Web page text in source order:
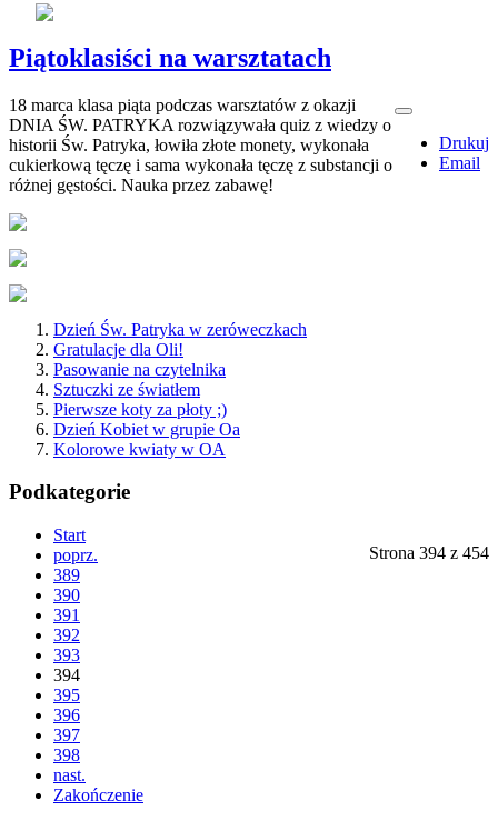
Piątoklasiści na warsztatach
Drukuj
Email
18 marca klasa piąta podczas warsztatów z okazji
DNIA ŚW. PATRYKA rozwiązywała quiz z wiedzy o
historii Św. Patryka, łowiła złote monety, wykonała
cukierkową tęczę i sama wykonała tęczę z substancji o
różnej gęstości. Nauka przez zabawę!
Dzień Św. Patryka w zeróweczkach
Gratulacje dla Oli!
Pasowanie na czytelnika
Sztuczki ze światłem
Pierwsze koty za płoty ;)
Dzień Kobiet w grupie Oa
Kolorowe kwiaty w OA
Podkategorie
Strona 394 z 454
Start
poprz.
389
390
391
392
393
394
395
396
397
398
nast.
Zakończenie